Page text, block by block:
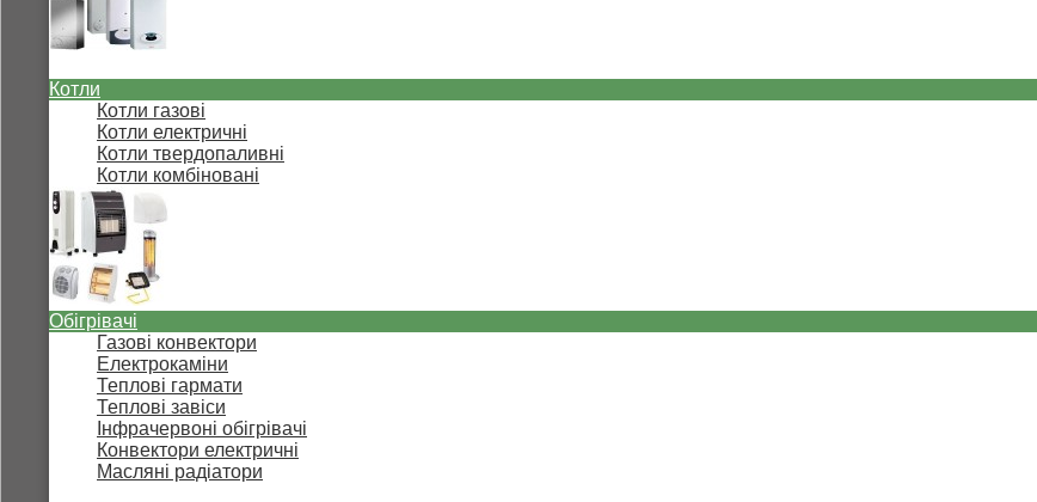
Котли
Котли газові
Котли електричні
Котли твердопаливні
Котли комбіновані
Обігрівачі
Газові конвектори
Електрокаміни
Теплові гармати
Теплові завіси
Інфрачервоні обігрівачі
Конвектори електричні
Масляні радіатори